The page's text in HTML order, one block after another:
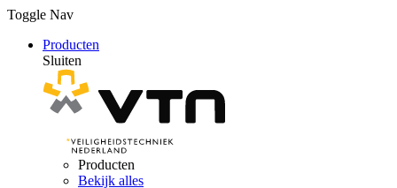
Toggle Nav
Producten
Sluiten
Producten
Bekijk alles